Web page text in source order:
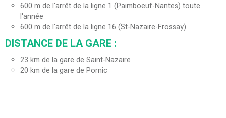
600 m de l'arrêt de la ligne 1 (Paimboeuf-Nantes) toute
l'année
600 m de l'arrêt de la ligne 16 (St-Nazaire-Frossay)
DISTANCE DE LA GARE :
23 km de la gare de Saint-Nazaire
20 km de la gare de Pornic